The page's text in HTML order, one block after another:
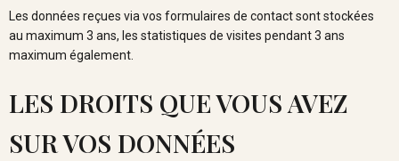
Les données reçues via vos formulaires de contact sont stockées
au maximum 3 ans, les statistiques de visites pendant 3 ans
maximum également.
LES DROITS QUE VOUS AVEZ
SUR VOS DONNÉES